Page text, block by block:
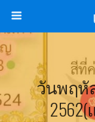
วันพฤหั